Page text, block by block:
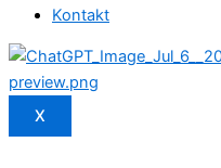
Kontakt
X